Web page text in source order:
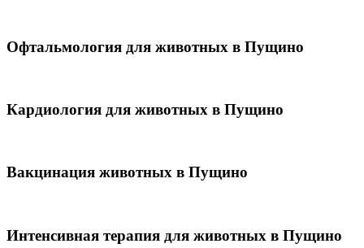
Офтальмология для животных в Пущино
Кардиология для животных в Пущино
Вакцинация животных в Пущино
Интенсивная терапия для животных в Пущино